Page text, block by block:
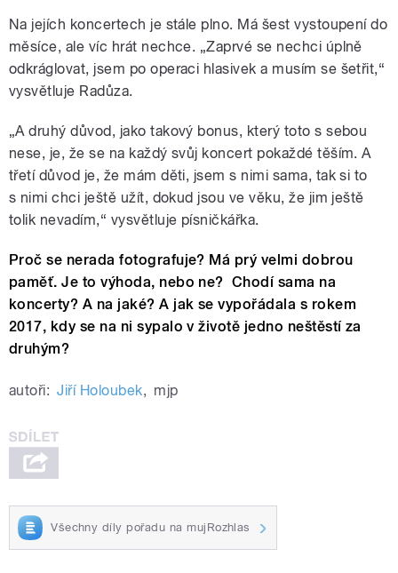
Na jejích koncertech je stále plno. Má šest vystoupení do
měsíce, ale víc hrát nechce. „Zaprvé se nechci úplně
odkráglovat, jsem po operaci hlasivek a musím se šetřit,“
vysvětluje Radůza.
„A druhý důvod, jako takový bonus, který toto s sebou
nese, je, že se na každý svůj koncert pokaždé těším. A
třetí důvod je, že mám děti, jsem s nimi sama, tak si to
s nimi chci ještě užít, dokud jsou ve věku, že jim ještě
tolik nevadím,“ vysvětluje písničkářka.
Proč se nerada fotografuje? Má prý velmi dobrou
paměť. Je to výhoda, nebo ne? Chodí sama na
koncerty? A na jaké? A jak se vypořádala s rokem
2017, kdy se na ni sypalo v životě jedno neštěstí za
druhým?
autoři: Jiří Holoubek, mjp
Všechny díly pořadu na mujRozhlas